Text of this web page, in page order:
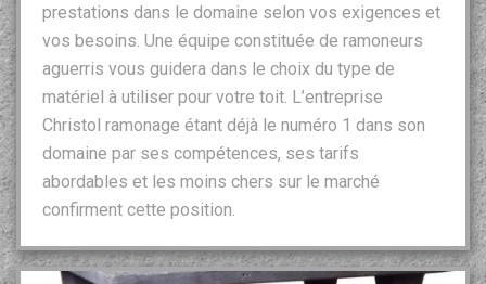
prestations dans le domaine selon vos exigences et
vos besoins. Une équipe constituée de ramoneurs
aguerris vous guidera dans le choix du type de
matériel à utiliser pour votre toit. L’entreprise
Christol ramonage étant déjà le numéro 1 dans son
domaine par ses compétences, ses tarifs
abordables et les moins chers sur le marché
confirment cette position.